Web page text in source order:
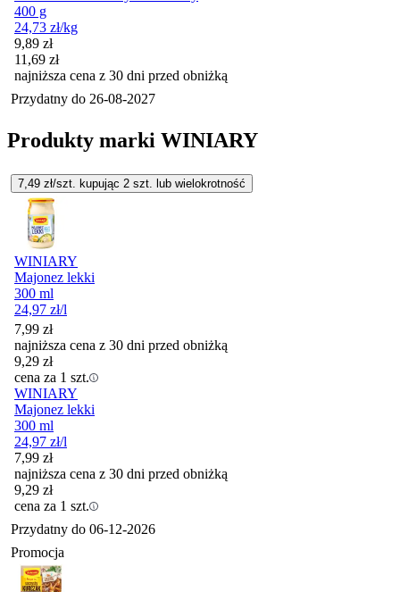
400 g
24,73 zł/kg
Cena promocyjna
9,89 zł
11,69 zł
najniższa cena z 30 dni przed obniżką
Przydatny do 26-08-2027
Produkty marki WINIARY
7,49 zł/szt. kupując 2 szt. lub wielokrotność
WINIARY
Majonez lekki
300 ml
24,97 zł/l
7,99 zł
najniższa cena z 30 dni przed obniżką
9,29 zł
cena za 1 szt.
WINIARY
Majonez lekki
300 ml
24,97 zł/l
7,99 zł
najniższa cena z 30 dni przed obniżką
9,29 zł
cena za 1 szt.
Przydatny do 06-12-2026
Promocja